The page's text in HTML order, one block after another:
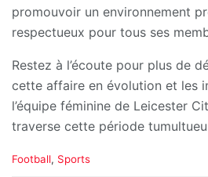
promouvoir un environnement
respectueux pour tous ses
Restez à l’écoute pour plus de
cette affaire en évolution et les
l’équipe féminine de Leicester
traverse cette période
C
Football, Sports